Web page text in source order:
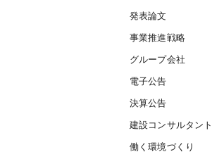
発表論文
事業推進戦略
グループ会社
電子公告
決算公告
建設コンサルタン
働く環境づくり